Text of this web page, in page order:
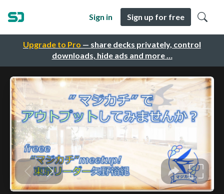
Upgrade to Pro — share decks privately, control
downloads, hide ads and more …
Sign in Sign up for free